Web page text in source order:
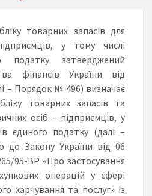
товарних запасів для
у тому числі
податку затверджений
фінансів України від
– Порядок № 496) визначає
товарних запасів та
осіб – підприємців, у
єдиного податку (далі –
до Закону України від 06
95-ВР «Про застосування
операцій у сфері
харчування та послуг» із